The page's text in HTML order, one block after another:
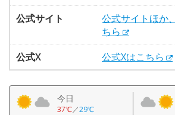
公式サイト
公式サイトほか
ちら
公式X
公式Xはこちら
今日
37℃／29℃